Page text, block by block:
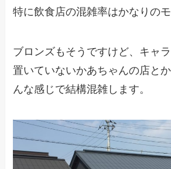
特に飲食店の混雑率はかなりのモ
ブロンズもそうですけど、キャ
置いていないかあちゃんの店と
んな感じで結構混雑します。